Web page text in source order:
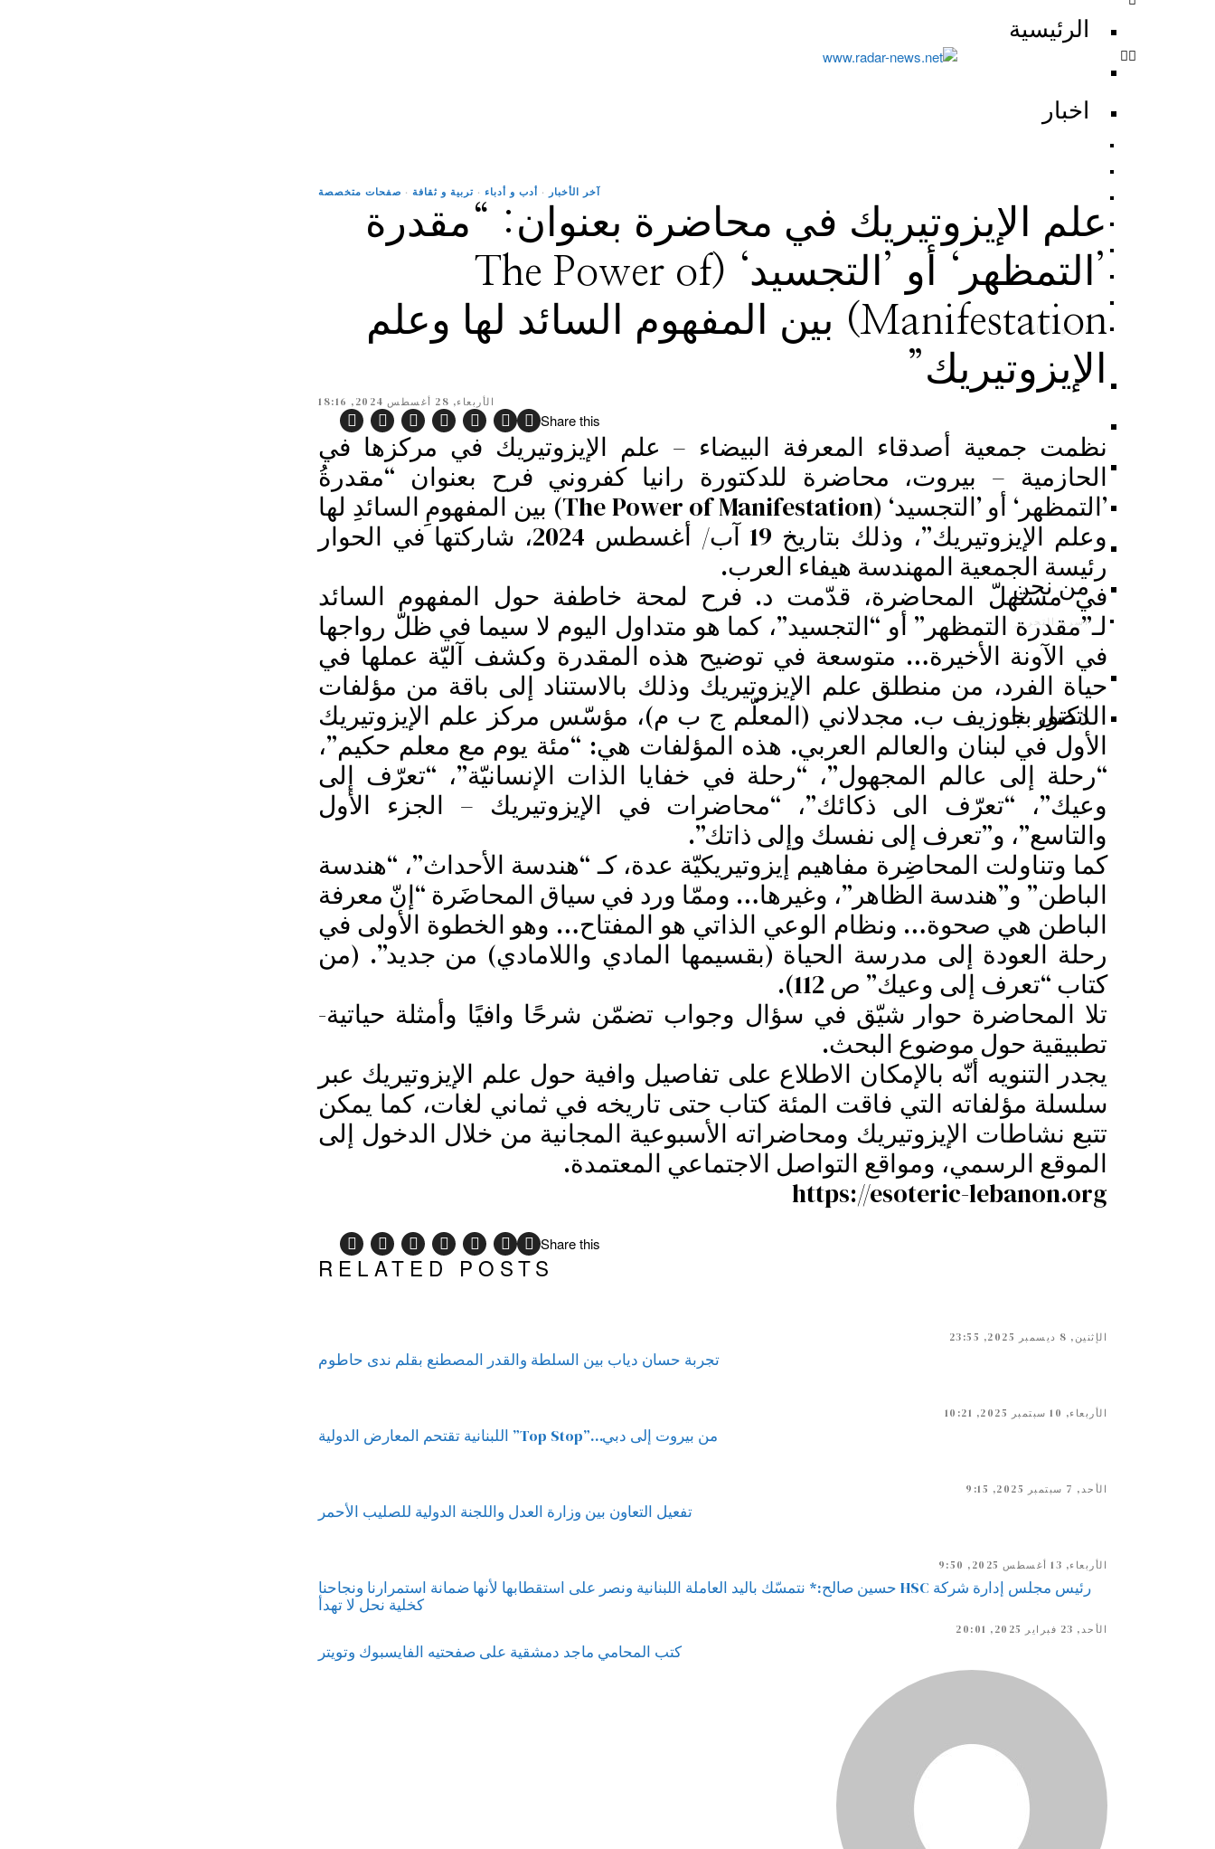
الرئيسية
اخبار
الرأي الثالث
من نحن
أسرة التحرير
اتصل بنا
آخر الأخبار · أدب و أدباء · تربية و ثقافة · صفحات متخصصة
علم الإيزوتيريك في محاضرة بعنوان: “مقدرة
’التمظهر‘ أو ’التجسيد‘ (The Power of
Manifestation) بين المفهوم السائد لها وعلم
الإيزوتيريك”
الأربعاء, 28 أغسطس 2024, 18:16
Share this
نظمت جمعية أصدقاء المعرفة البيضاء – علم الإيزوتيريك في مركزها في
الحازمية – بيروت، محاضرة للدكتورة رانيا كفروني فرح بعنوان “مقدرةُ
’التمظهر‘ أو ’التجسيد‘ (The Power of Manifestation) بين المفهومِ السائدِ لها
وعلم الإيزوتيريك”، وذلك بتاريخ 19 آب/ أغسطس 2024، شاركتها في الحوار
رئيسة الجمعية المهندسة هيفاء العرب.
في مستهلّ المحاضرة، قدّمت د. فرح لمحة خاطفة حول المفهوم السائد
لـ”مقدرة التمظهر” أو “التجسيد”، كما هو متداول اليوم لا سيما في ظلّ رواجها
في الآونة الأخيرة… متوسعة في توضيح هذه المقدرة وكشف آليّة عملها في
حياة الفرد، من منطلق علم الإيزوتيريك وذلك بالاستناد إلى باقة من مؤلفات
الدكتور جوزيف ب. مجدلاني (المعلّم ج ب م)، مؤسّس مركز علم الإيزوتيريك
الأول في لبنان والعالم العربي. هذه المؤلفات هي: “مئة يوم مع معلم حكيم”،
“رحلة إلى عالم المجهول”، “رحلة في خفايا الذات الإنسانيّة”، “تعرّف إلى
وعيك”، “تعرّف الى ذكائك”، “محاضرات في الإيزوتيريك – الجزء الأول
والتاسع”، و”تعرف إلى نفسك وإلى ذاتك”.
كما وتناولت المحاضِرة مفاهيم إيزوتيريكيّة عدة، كـ “هندسة الأحداث”، “هندسة
الباطن” و”هندسة الظاهر”، وغيرها… وممّا ورد في سياق المحاضَرة “إنّ معرفة
الباطن هي صحوة… ونظام الوعي الذاتي هو المفتاح… وهو الخطوة الأولى في
رحلة العودة إلى مدرسة الحياة (بقسيمها المادي واللامادي) من جديد”. (من
كتاب “تعرف إلى وعيك” ص 112).
تلا المحاضرة حوار شيّق في سؤال وجواب تضمّن شرحًا وافيًا وأمثلة حياتية-
تطبيقية حول موضوع البحث.
يجدر التنويه أنّه بالإمكان الاطلاع على تفاصيل وافية حول علم الإيزوتيريك عبر
سلسلة مؤلفاته التي فاقت المئة كتاب حتى تاريخه في ثماني لغات، كما يمكن
تتبع نشاطات الإيزوتيريك ومحاضراته الأسبوعية المجانية من خلال الدخول إلى
الموقع الرسمي، ومواقع التواصل الاجتماعي المعتمدة.
https://esoteric-lebanon.org
Share this
RELATED POSTS
الإثنين, 8 ديسمبر 2025, 23:55
تجربة حسان دياب بين السلطة والقدر المصطنع بقلم ندى حاطوم
الأربعاء, 10 سبتمبر 2025, 10:21
من بيروت إلى دبي…”Top Stop” اللبنانية تقتحم المعارض الدولية
الأحد, 7 سبتمبر 2025, 9:15
تفعيل التعاون بين وزارة العدل واللجنة الدولية للصليب الأحمر
الأربعاء, 13 أغسطس 2025, 9:50
رئيس مجلس إدارة شركة HSC حسين صالح:* نتمسّك باليد العاملة اللبنانية ونصر على استقطابها لأنها ضمانة استمرارنا ونجاحنا
كخلية نحل لا تهدأ
الأحد, 23 فبراير 2025, 20:01
كتب المحامي ماجد دمشقية على صفحتيه الفايسبوك وتويتر